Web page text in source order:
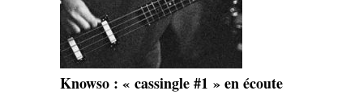
Knowso : « cassingle #1 » en écoute